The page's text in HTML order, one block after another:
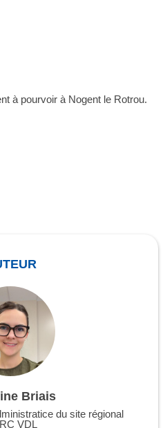
à pourvoir à Nogent le Rotrou.
Briais
du site régional
VDL